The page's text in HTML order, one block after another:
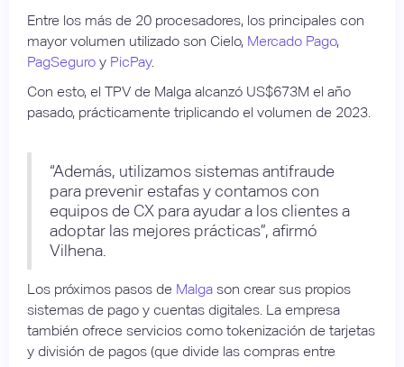
Entre los más de 20 procesadores, los principales con
mayor volumen utilizado son Cielo, Mercado Pago,
PagSeguro y PicPay.
Con esto, el TPV de Malga alcanzó US$673M el año
pasado, prácticamente triplicando el volumen de 2023.
“Además, utilizamos sistemas antifraude
para prevenir estafas y contamos con
equipos de CX para ayudar a los clientes a
adoptar las mejores prácticas”, afirmó
Vilhena.
Los próximos pasos de Malga son crear sus propios
sistemas de pago y cuentas digitales. La empresa
también ofrece servicios como tokenización de tarjetas
y división de pagos (que divide las compras entre